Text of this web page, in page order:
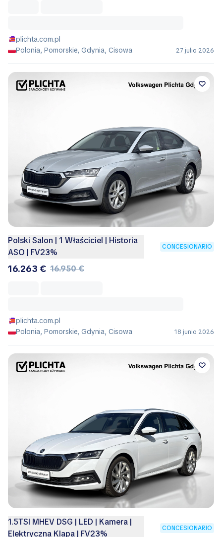
plichta.com.pl
Polonia, Pomorskie, Gdynia, Cisowa
27 julio 2026
Polski Salon | 1 Właściciel | Historia
ASO | FV23%
CONCESIONARIO
16.263 € 16.950 €
plichta.com.pl
Polonia, Pomorskie, Gdynia, Cisowa
18 junio 2026
1.5TSI MHEV DSG | LED | Kamera |
Elektryczna Klapa | FV23%
CONCESIONARIO